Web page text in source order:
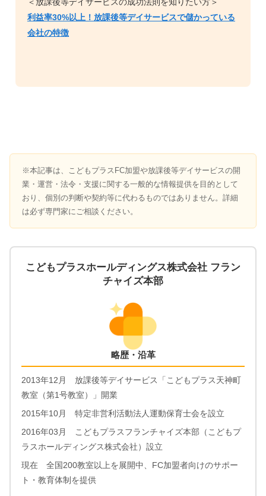
利益率30%以上！放課後等デイサービスで儲かっている
会社の特徴
※本記事は、こどもプラスFC加盟や放課後等デイサービスの開
業・運営・法令・支援に関する一般的な情報提供を目的として
おり、個別の判断や契約等に代わるものではありません。詳細
は必ず専門家にご相談ください。
こどもプラスホールディングス株式会社 フラン
チャイズ本部
略歴・沿革
2013年12月 放課後等デイサービス「こどもプラス天神町
教室（第1号教室）」開業
2015年10月 特定非営利活動法人運動保育士会を設立
2016年03月 こどもプラスフランチャイズ本部（こどもプ
ラスホールディングス株式会社）設立
現在 全国200教室以上を展開中、FC加盟者向けのサポー
ト・教育体制を提供